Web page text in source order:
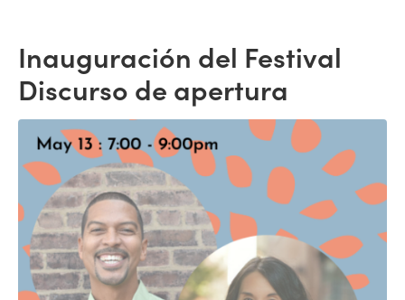
Inauguración del Festival
Discurso de apertura